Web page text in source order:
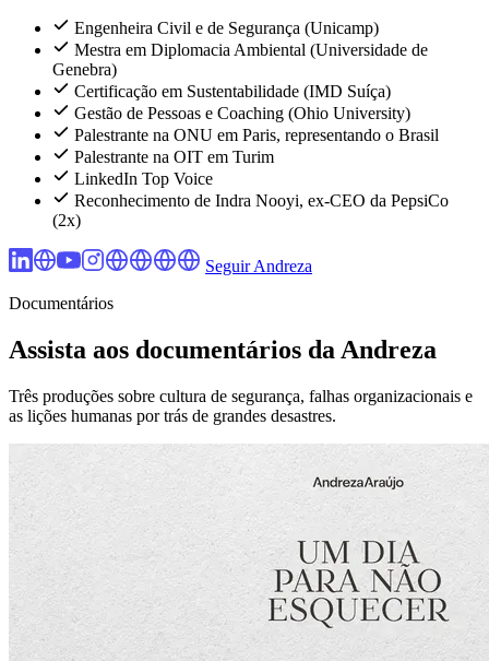
Engenheira Civil e de Segurança (Unicamp)
Mestra em Diplomacia Ambiental (Universidade de
Genebra)
Certificação em Sustentabilidade (IMD Suíça)
Gestão de Pessoas e Coaching (Ohio University)
Palestrante na ONU em Paris, representando o Brasil
Palestrante na OIT em Turim
LinkedIn Top Voice
Reconhecimento de Indra Nooyi, ex-CEO da PepsiCo
(2x)
Seguir Andreza
Documentários
Assista aos documentários da Andreza
Três produções sobre cultura de segurança, falhas organizacionais e
as lições humanas por trás de grandes desastres.